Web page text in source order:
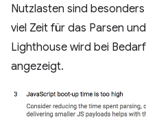
Nutzlasten sind
viel Zeit für das Parsen
Lighthouse wird bei
angezeigt.